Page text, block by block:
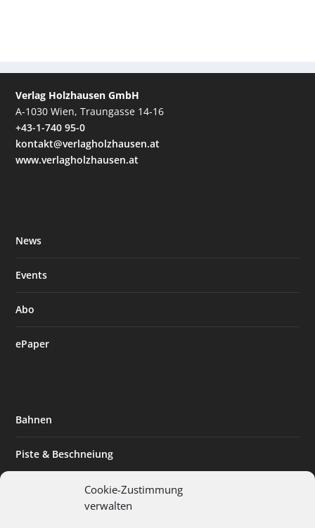
Cookie-Zustimmung
verwalten
Verlag Holzhausen GmbH
A-1030 Wien, Traungasse 14-16
+43-1-740 95-0
kontakt@verlagholzhausen.at
www.verlagholzhausen.at
News
Events
Abo
ePaper
Bahnen
Piste & Beschneiung